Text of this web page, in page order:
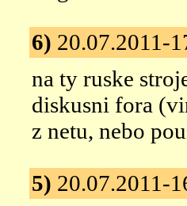
6) 20.07.2011-
na ty ruske
diskusni fora
z netu, nebo
5) 20.07.2011-